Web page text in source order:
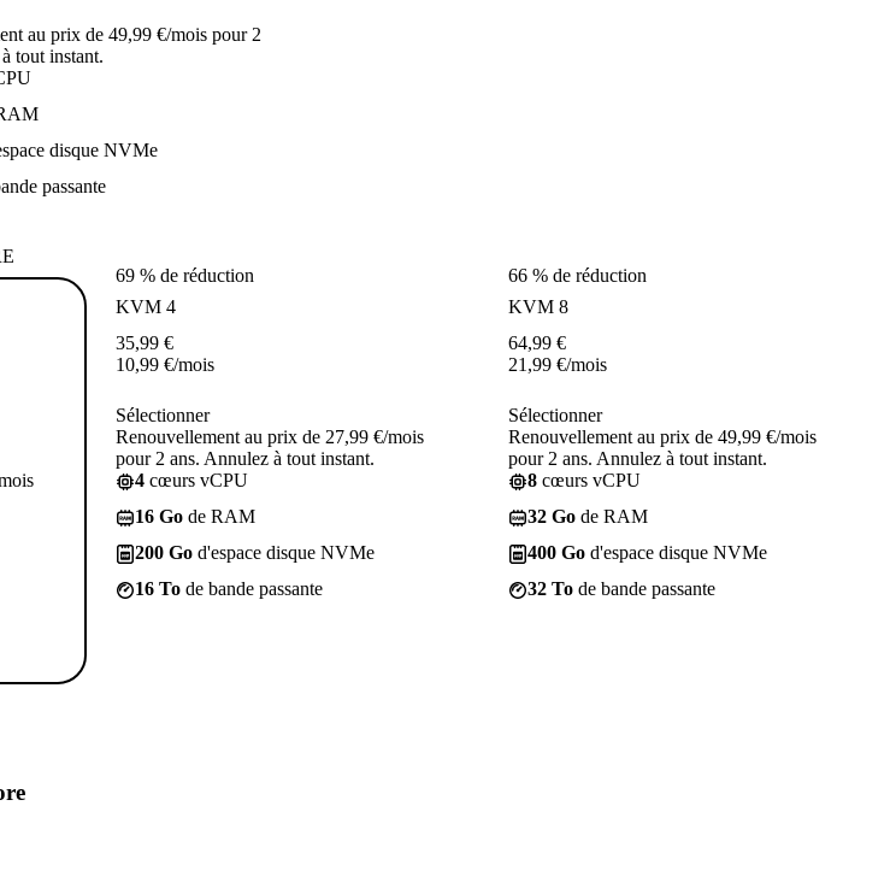
au prix de 49,99 €/mois pour 2
tout instant.
disque NVMe
passante
69 % de réduction
KVM 4
35,99 €
10,99 €/mois
Sélectionner
Renouvellement au prix de 27,99 €/mois
pour 2 ans. Annulez à tout instant.
4 cœurs vCPU
16 Go de RAM
200 Go d'espace disque NVMe
16 To de bande passante
66 % de réduction
KVM 8
64,99 €
21,99 €/mois
Sélectionner
Renouvellement au prix de 49,99 €/mois
pour 2 ans. Annulez à tout instant.
8 cœurs vCPU
32 Go de RAM
400 Go d'espace disque NVMe
32 To de bande passante